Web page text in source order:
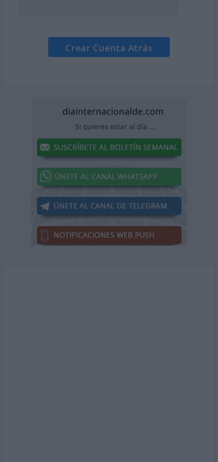
Crear Cuenta Atrás